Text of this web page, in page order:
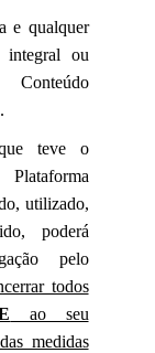
e qualquer
integral ou
.
teve o
utilizado,
poderá
pelo
todos
ao seu
medidas